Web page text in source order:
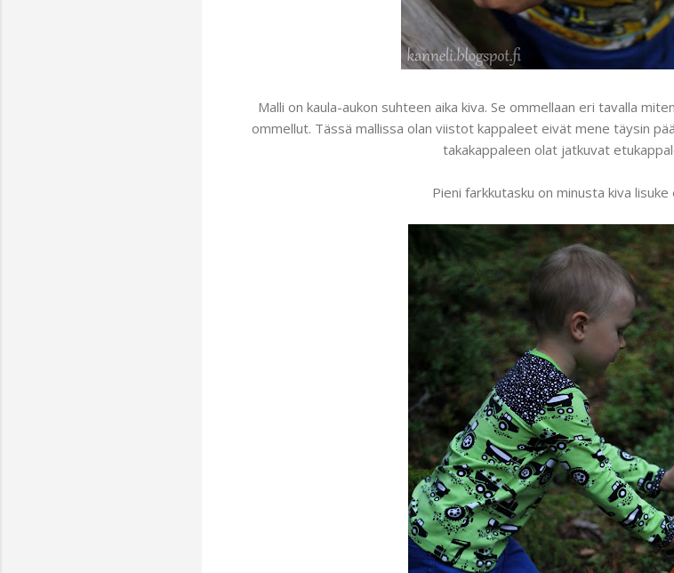
Malli on kaula-aukon suhteen aika kiva. Se ommellaan eri tavalla
ommellut. Tässä mallissa olan viistot kappaleet eivät mene täysin
takakappaleen olat jatkuvat
Pieni farkkutasku on minusta kiva